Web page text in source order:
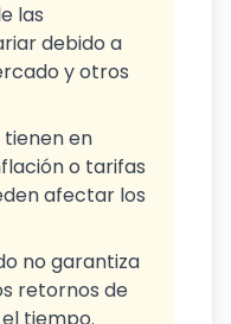
las
debido a
y otros
tienen en
o tarifas
afectar los
no garantiza
retornos de